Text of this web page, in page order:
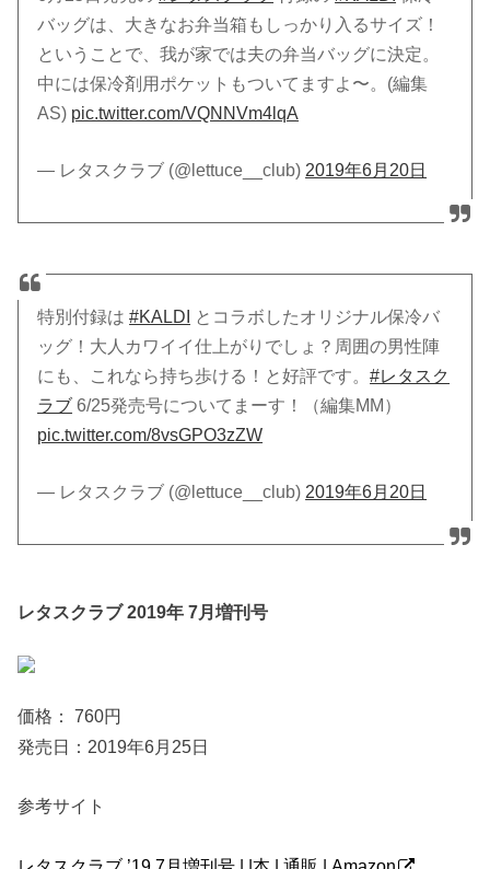
バッグは、大きなお弁当箱もしっかり入るサイズ！
ということで、我が家では夫の弁当バッグに決定。
中には保冷剤用ポケットもついてますよ〜。(編集
AS) pic.twitter.com/VQNNVm4lqA
— レタスクラブ (@lettuce__club) 2019年6月20日
特別付録は#KALDI
とコラボしたオリジナル保冷バ
ッグ！大人カワイイ仕上がりでしょ？周囲の男性陣
にも、これなら持ち歩ける！と好評です。#レタスク
ラブ 6/25発売号についてまーす！（編集MM）
pic.twitter.com/8vsGPO3zZW
— レタスクラブ (@lettuce__club)2019年6月20日
レタスクラブ 2019年 7月増刊号
価格： 760円
発売日：2019年6月25日
参考サイト